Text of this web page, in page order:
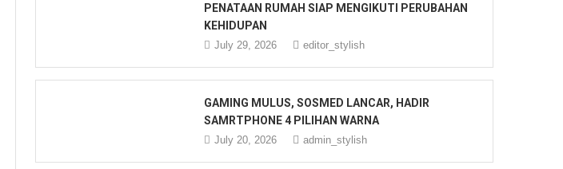
PENATAAN RUMAH SIAP MENGIKUTI PERUBAHAN
KEHIDUPAN
July 29, 2026 editor_stylish
GAMING MULUS, SOSMED LANCAR, HADIR
SAMRTPHONE 4 PILIHAN WARNA
July 20, 2026 admin_stylish